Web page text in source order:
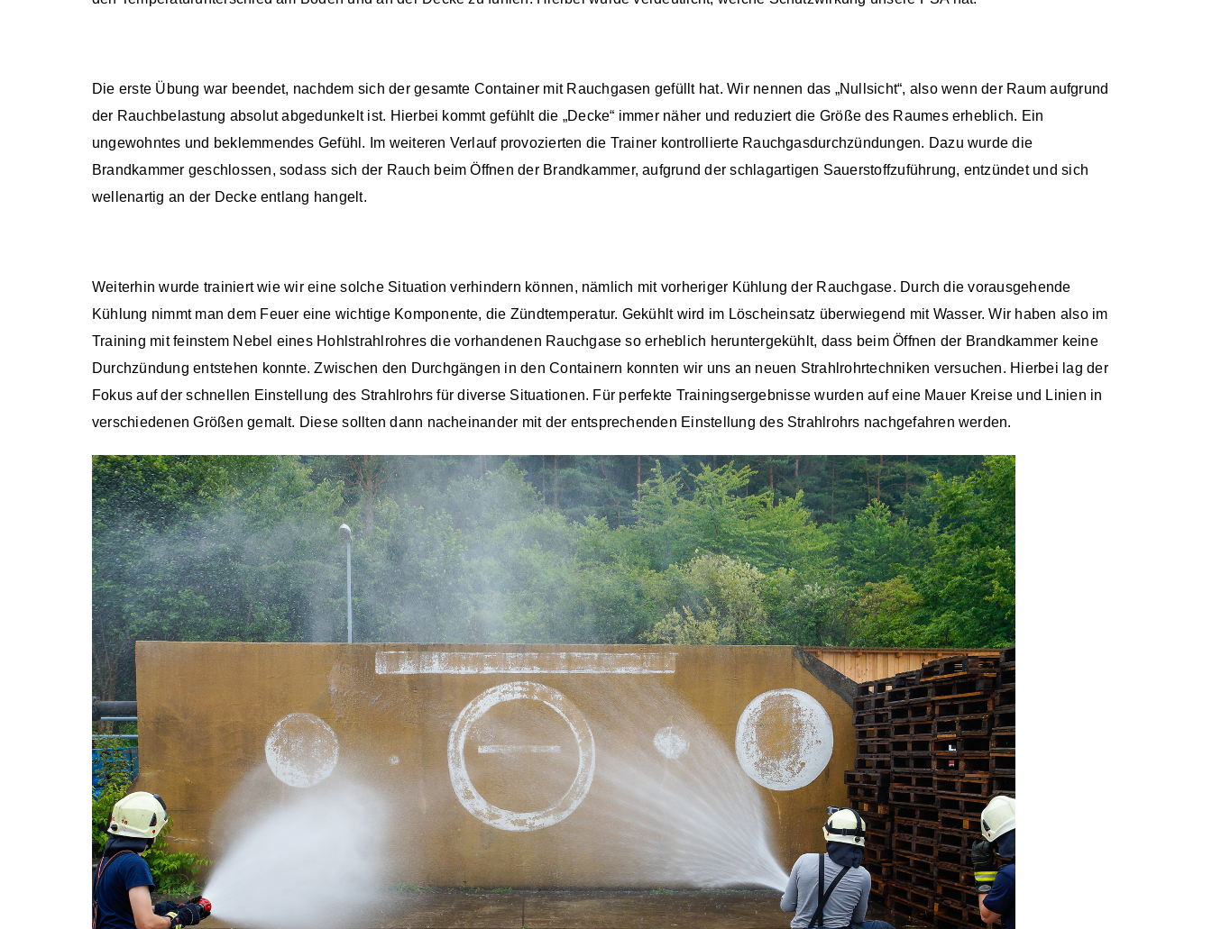
Die erste Übung war beendet, nachdem sich der gesamte Container mit Rauchgasen gefüllt hat. Wir nennen das „Nullsicht“, also wenn der Raum aufgrund
der Rauchbelastung absolut abgedunkelt ist. Hierbei kommt gefühlt die „Decke“ immer näher und reduziert die Größe des Raumes erheblich. Ein
ungewohntes und beklemmendes Gefühl. Im weiteren Verlauf provozierten die Trainer kontrollierte Rauchgasdurchzündungen. Dazu wurde die
Brandkammer geschlossen, sodass sich der Rauch beim Öffnen der Brandkammer, aufgrund der schlagartigen Sauerstoffzuführung, entzündet und sich
wellenartig an der Decke entlang hangelt.
Weiterhin wurde trainiert wie wir eine solche Situation verhindern können, nämlich mit vorheriger Kühlung der Rauchgase. Durch die vorausgehende
Kühlung nimmt man dem Feuer eine wichtige Komponente, die Zündtemperatur. Gekühlt wird im Löscheinsatz überwiegend mit Wasser. Wir haben also im
Training mit feinstem Nebel eines Hohlstrahlrohres die vorhandenen Rauchgase so erheblich heruntergekühlt, dass beim Öffnen der Brandkammer keine
Durchzündung entstehen konnte. Zwischen den Durchgängen in den Containern konnten wir uns an neuen Strahlrohrtechniken versuchen. Hierbei lag der
Fokus auf der schnellen Einstellung des Strahlrohrs für diverse Situationen. Für perfekte Trainingsergebnisse wurden auf eine Mauer Kreise und Linien in
verschiedenen Größen gemalt. Diese sollten dann nacheinander mit der entsprechenden Einstellung des Strahlrohrs nachgefahren werden.